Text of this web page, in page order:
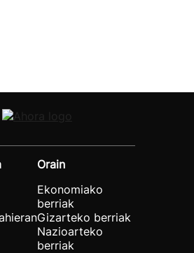
Orain
Ekonomiako
berriak
Gizarteko berriak
Nazioarteko
berriak